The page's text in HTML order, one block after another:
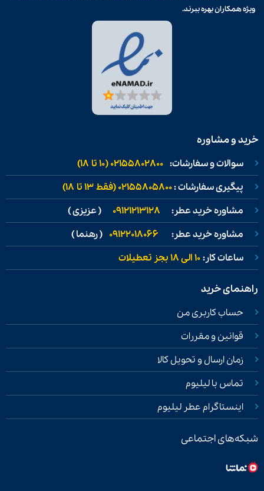
ویژه همکاران بهره ببرند.
خرید و مشاوره
سوالات و سفارشات: 02155802800 (۱۰ تا ۱۸)
پیگیری سفارشات :02155805800 (فقط ۱۳ تا ۱۸)
مشاوره خرید عطر: 09121213128 ( عزیزی )
مشاوره خرید عطر: 09122018066 ( رهنما )
ساعات کار:۱۰ الی ۱۸ بجز تعطیلات
راهنمای خرید
حساب کاربری من
قوانین و مقررات
زمان ارسال و تحویل کالا
تماس با لیلیوم
اینستاگرام عطر لیلیوم
شبکه‌های اجتماعی